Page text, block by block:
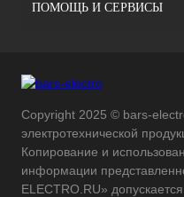
ПОМОЩЬ И СЕРВИСЫ
Copyright 2025 © bars-
электротехнической
Копирование и
информации
ELECTRO.RU»